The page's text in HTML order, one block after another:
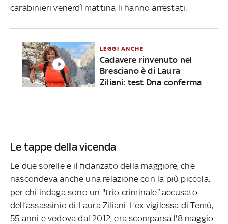
carabinieri venerdì mattina li hanno arrestati.
LEGGI ANCHE
Cadavere rinvenuto nel
Bresciano è di Laura
Ziliani: test Dna conferma
Le tappe della vicenda
Le due sorelle e il fidanzato della maggiore, che
nascondeva anche una relazione con la più piccola,
per chi indaga sono un "trio criminale” accusato
dell’assassinio di Laura Ziliani. L’ex vigilessa di Temù,
55 anni e vedova dal 2012, era scomparsa l'8 maggio